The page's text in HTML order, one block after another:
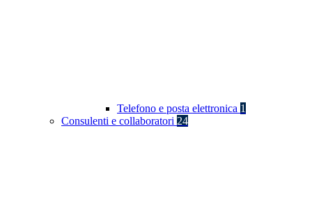
Telefono e posta elettronica 1
Consulenti e collaboratori 24